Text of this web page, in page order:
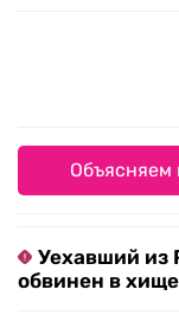
Объясняем
Уехавший из
обвинен в